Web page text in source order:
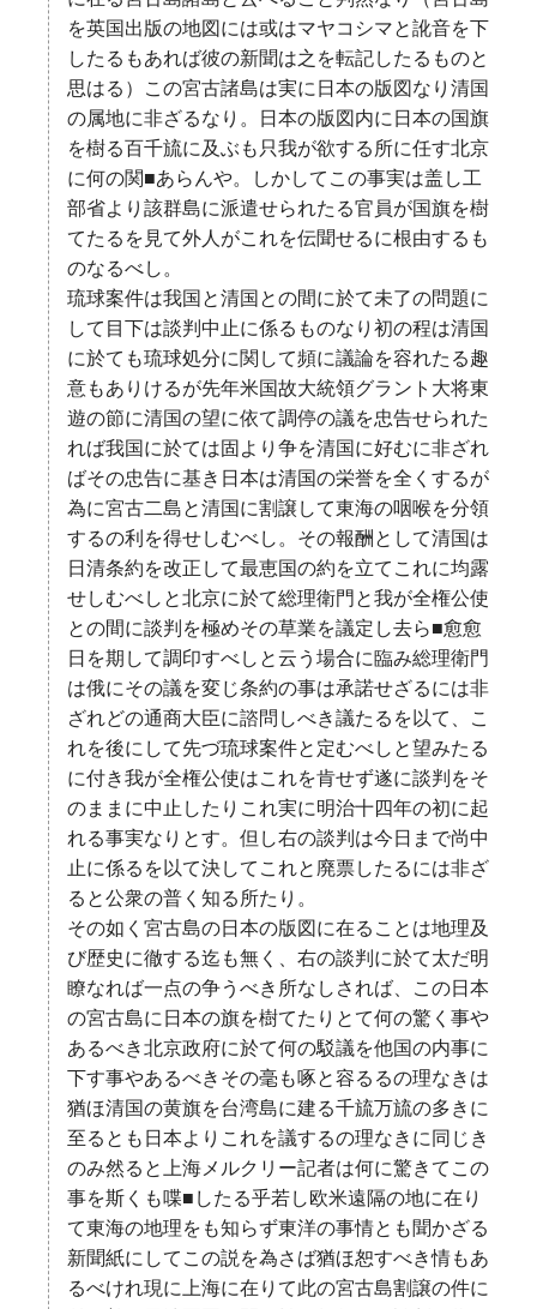
を英国出版の地図には或はマヤコシマと訛音を下
したるもあれば彼の新聞は之を転記したるものと
思はる）この宮古諸島は実に日本の版図なり清国
の属地に非ざるなり。日本の版図内に日本の国旗
を樹る百千旈に及ぶも只我が欲する所に任す北京
に何の関■あらんや。しかしてこの事実は盖し工
部省より該群島に派遣せられたる官員が国旗を樹
てたるを見て外人がこれを伝聞せるに根由するも
のなるべし。
琉球案件は我国と清国との間に於て未了の問題に
して目下は談判中止に係るものなり初の程は清国
に於ても琉球処分に関して頻に議論を容れたる趣
意もありけるが先年米国故大統領グラント大将東
遊の節に清国の望に依て調停の議を忠告せられた
れば我国に於ては固より争を清国に好むに非ざれ
ばその忠告に基き日本は清国の栄誉を全くするが
為に宮古二島と清国に割譲して東海の咽喉を分領
するの利を得せしむべし。その報酬として清国は
日清条約を改正して最恵国の約を立てこれに均露
せしむべしと北京に於て総理衛門と我が全権公使
との間に談判を極めその草業を議定し去ら■愈愈
日を期して調印すべしと云う場合に臨み総理衛門
は俄にその議を変じ条約の事は承諾せざるには非
ざれどの通商大臣に諮問しべき議たるを以て、こ
れを後にして先づ琉球案件と定むべしと望みたる
に付き我が全権公使はこれを肯せず遂に談判をそ
のままに中止したりこれ実に明治十四年の初に起
れる事実なりとす。但し右の談判は今日まで尚中
止に係るを以て決してこれと廃票したるには非ざ
ると公衆の普く知る所たり。
その如く宮古島の日本の版図に在ることは地理及
び歴史に徹する迄も無く、右の談判に於て太だ明
瞭なれば一点の争うべき所なしされば、この日本
の宮古島に日本の旗を樹てたりとて何の驚く事や
あるべき北京政府に於て何の駁議を他国の内事に
下す事やあるべきその毫も啄と容るるの理なきは
猶ほ清国の黄旗を台湾島に建る千旈万旈の多きに
至るとも日本よりこれを議するの理なきに同じき
のみ然ると上海メルクリー記者は何に驚きてこの
事を斯くも喋■したる乎若し欧米遠隔の地に在り
て東海の地理をも知らず東洋の事情とも聞かざる
新聞紙にしてこの説を為さば猶ほ恕すべき情もあ
るべけれ現に上海に在りて此の宮古島割譲の件に